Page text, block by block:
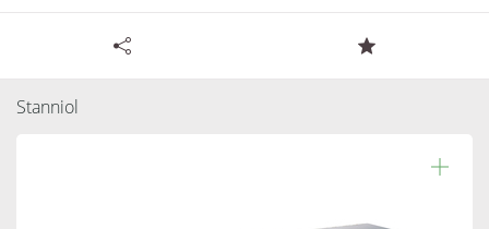
Tilgængelige specifikationer for Ostestanniol
Stanniol